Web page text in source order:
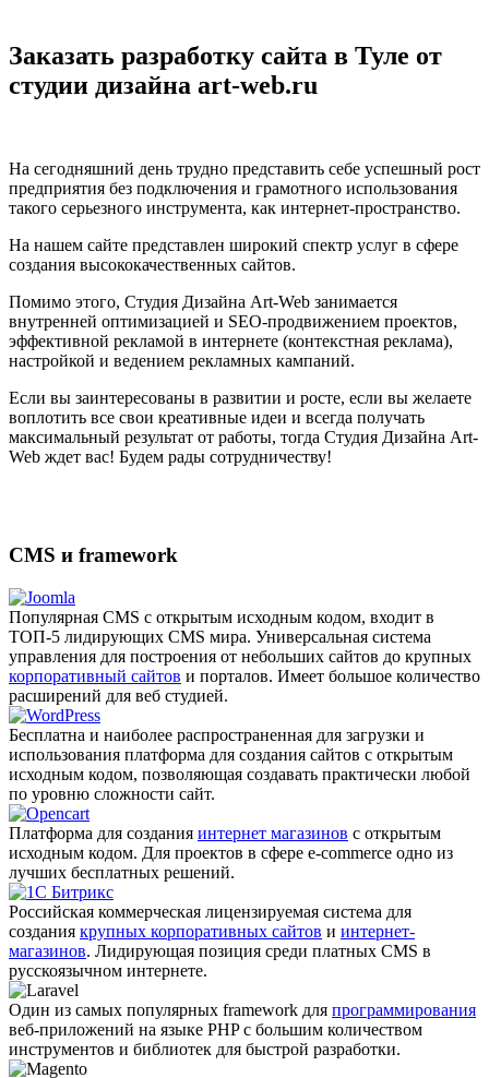
Заказать разработку сайта в Туле от
студии дизайна art-web.ru
На сегодняшний день трудно представить себе успешный рост
предприятия без подключения и грамотного использования
такого серьезного инструмента, как интернет-пространство.
На нашем сайте представлен широкий спектр услуг в сфере
создания высококачественных сайтов.
Помимо этого, Студия Дизайна Art-Web занимается
внутренней оптимизацией и SEO-продвижением проектов,
эффективной рекламой в интернете (контекстная реклама),
настройкой и ведением рекламных кампаний.
Если вы заинтересованы в развитии и росте, если вы желаете
воплотить все свои креативные идеи и всегда получать
максимальный результат от работы, тогда Студия Дизайна Art-
Web ждет вас! Будем рады сотрудничеству!
CMS и framework
Популярная CMS с открытым исходным кодом, входит в
ТОП-5 лидирующих CMS мира. Универсальная система
управления для построения от небольших сайтов до крупных
корпоративный сайтов и порталов. Имеет большое количество
расширений для веб студией.
Бесплатна и наиболее распро­страненная для загрузки и
использования платформа для создания сайтов с открытым
исходным кодом, позволяющая создавать практически любой
по уровню сложности сайт.
Платформа для создания интернет магазинов с открытым
исходным кодом. Для проектов в сфере e-commerce одно из
лучших бесплатных решений.
Российская коммерческая лицензируемая система для
создания крупных корпоративных сайтов и интернет-
магазинов. Лидирующая позиция среди платных CMS в
русскоязычном интернете.
Один из самых популярных framework для программирования
веб-приложений на языке PHP с большим количеством
инструментов и библиотек для быстрой разработки.